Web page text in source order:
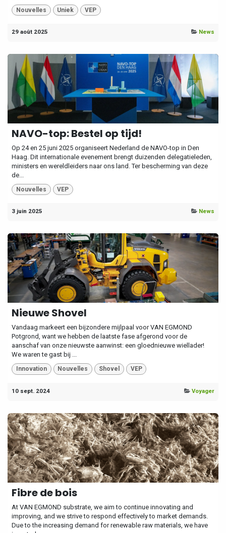
Nouvelles Uniek VEP
29 août 2025 News
NAVO-top: Bestel op tijd!
Op 24 en 25 juni 2025 organiseert Nederland de NAVO-top in Den
Haag. Dit internationale evenement brengt duizenden delegatieleden,
ministers en wereldleiders naar ons land. Ter bescherming van deze
de...
Nouvelles VEP
3 juin 2025 News
Nieuwe Shovel
Vandaag markeert een bijzondere mijlpaal voor VAN EGMOND
Potgrond, want we hebben de laatste fase afgerond voor de
aanschaf van onze nieuwste aanwinst: een gloednieuwe wiellader!
We waren te gast bij ...
Innovation Nouvelles Shovel VEP
10 sept. 2024 Voyager
Fibre de bois
At VAN EGMOND substrate, we aim to continue innovating and
improving, and we strive to respond effectively to market demands.
Due to the increasing demand for renewable raw materials, we have